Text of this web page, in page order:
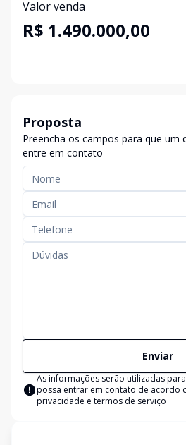
Valor venda
R$ 1.490.000,00
Proposta
Preencha os campos para que um
entre em contato
Enviar
As informações serão utilizadas
possa entrar em contato de acordo
privacidade e termos de serviço